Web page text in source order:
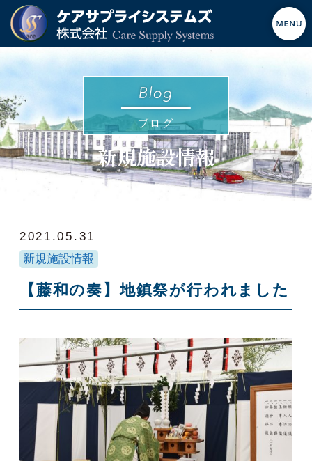
ブログ
新規施設情報
2021.05.31
新規施設情報
【藤和の奏】地鎮祭が行われました